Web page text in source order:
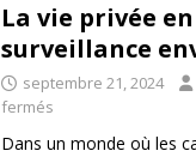
La vie privée
surveillance
septembre 21, 2024
fermés
Dans un monde où les